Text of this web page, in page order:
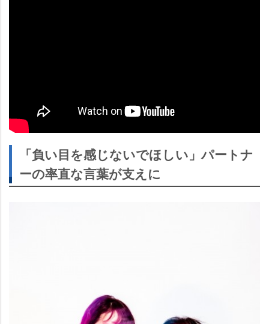
「負い目を感じないでほしい」パートナ
ーの率直な言葉が支えに